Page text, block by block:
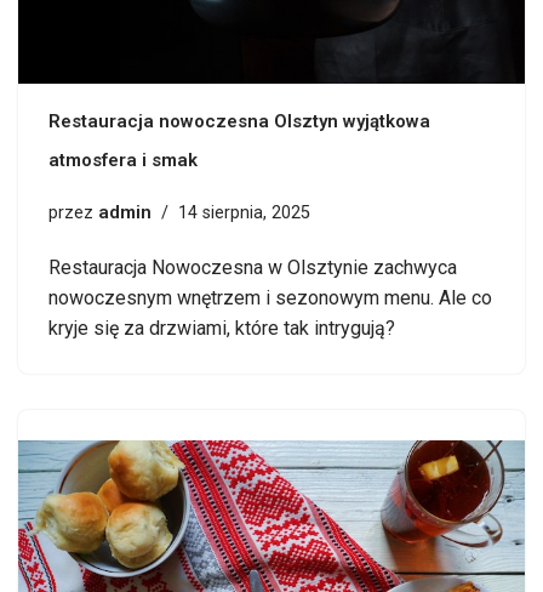
Restauracja nowoczesna Olsztyn wyjątkowa
atmosfera i smak
przez admin 14 sierpnia, 2025
Restauracja Nowoczesna w Olsztynie zachwyca
nowoczesnym wnętrzem i sezonowym menu. Ale co
kryje się za drzwiami, które tak intrygują?